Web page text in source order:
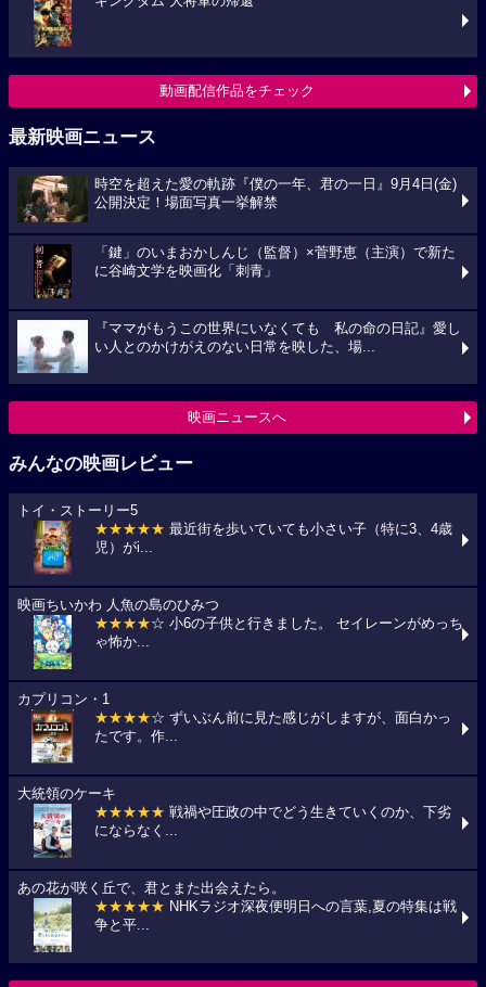
動画配信作品をチェック
最新映画ニュース
時空を超えた愛の軌跡『僕の一年、君の一日』9月4日(金)
公開決定！場面写真一挙解禁
「鍵」のいまおかしんじ（監督）×菅野恵（主演）で新た
に谷崎文学を映画化「刺青」
『ママがもうこの世界にいなくても 私の命の日記』愛し
い人とのかけがえのない日常を映した、場...
映画ニュースへ
みんなの映画レビュー
トイ・ストーリー5
★★★★★ 最近街を歩いていても小さい子（特に3、4歳
児）がi...
映画ちいかわ 人魚の島のひみつ
★★★★☆ 小6の子供と行きました。 セイレーンがめっち
ゃ怖か...
カプリコン・1
★★★★☆ ずいぶん前に見た感じがしますが、面白かっ
たです。作...
大統領のケーキ
★★★★★ 戦禍や圧政の中でどう生きていくのか、下劣
にならなく...
あの花が咲く丘で、君とまた出会えたら。
★★★★★ NHKラジオ深夜便明日への言葉,夏の特集は戦
争と平...